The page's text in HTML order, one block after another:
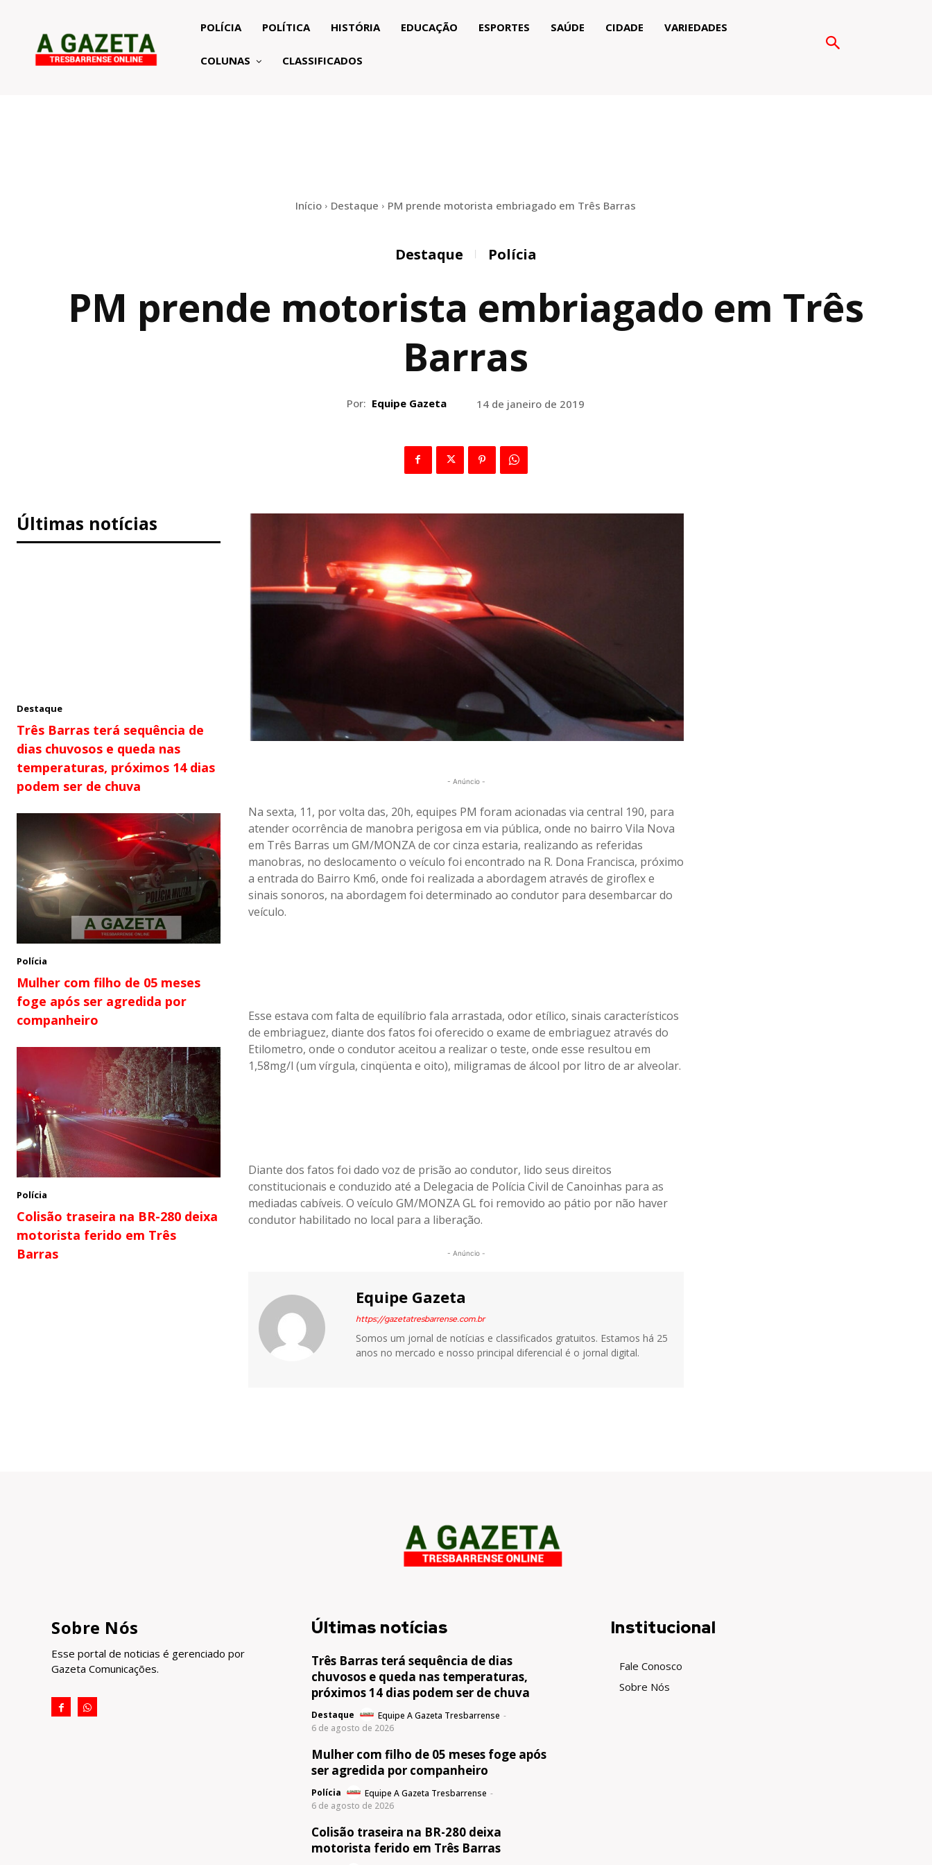
POLÍCIA POLÍTICA HISTÓRIA EDUCAÇÃO ESPORTES SAÚDE CIDADE VARIEDADES
COLUNAS CLASSIFICADOS
Início Destaque PM prende motorista embriagado em Três Barras
Destaque Polícia
PM prende motorista embriagado em Três
Barras
Por: Equipe Gazeta 14 de janeiro de 2019
Últimas notícias
Destaque
Três Barras terá sequência de
dias chuvosos e queda nas
temperaturas, próximos 14 dias
podem ser de chuva
Polícia
Mulher com filho de 05 meses
foge após ser agredida por
companheiro
Polícia
Colisão traseira na BR-280 deixa
motorista ferido em Três
Barras
- Anúncio -
Na sexta, 11, por volta das, 20h, equipes PM foram acionadas via central 190, para
atender ocorrência de manobra perigosa em via pública, onde no bairro Vila Nova
em Três Barras um GM/MONZA de cor cinza estaria, realizando as referidas
manobras, no deslocamento o veículo foi encontrado na R. Dona Francisca, próximo
a entrada do Bairro Km6, onde foi realizada a abordagem através de giroflex e
sinais sonoros, na abordagem foi determinado ao condutor para desembarcar do
veículo.
Esse estava com falta de equilíbrio fala arrastada, odor etílico, sinais característicos
de embriaguez, diante dos fatos foi oferecido o exame de embriaguez através do
Etilometro, onde o condutor aceitou a realizar o teste, onde esse resultou em
1,58mg/l (um vírgula, cinqüenta e oito), miligramas de álcool por litro de ar alveolar.
Diante dos fatos foi dado voz de prisão ao condutor, lido seus direitos
constitucionais e conduzido até a Delegacia de Polícia Civil de Canoinhas para as
mediadas cabíveis. O veículo GM/MONZA GL foi removido ao pátio por não haver
condutor habilitado no local para a liberação.
- Anúncio -
Equipe Gazeta
https://gazetatresbarrense.com.br
Somos um jornal de notícias e classificados gratuitos. Estamos há 25
anos no mercado e nosso principal diferencial é o jornal digital.
Sobre Nós
Esse portal de noticias é gerenciado por
Gazeta Comunicações.
Últimas notícias
Três Barras terá sequência de dias
chuvosos e queda nas temperaturas,
próximos 14 dias podem ser de chuva
Destaque Equipe A Gazeta Tresbarrense -
6 de agosto de 2026
Mulher com filho de 05 meses foge após
ser agredida por companheiro
Polícia Equipe A Gazeta Tresbarrense -
6 de agosto de 2026
Colisão traseira na BR-280 deixa
motorista ferido em Três Barras
Institucional
Fale Conosco
Sobre Nós